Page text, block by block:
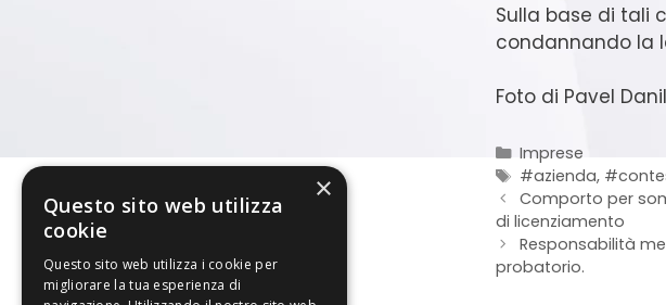
Sulla base di tali
condannando la
Foto di Pavel
Imprese
#azienda,
Comporto per
di licenziamento
Responsabilità
probatorio.
×
Questo sito web utilizza
cookie
Questo sito web utilizza i cookie per
migliorare la tua esperienza di